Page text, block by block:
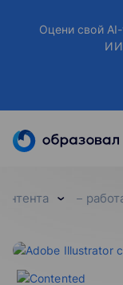
Оцени свой